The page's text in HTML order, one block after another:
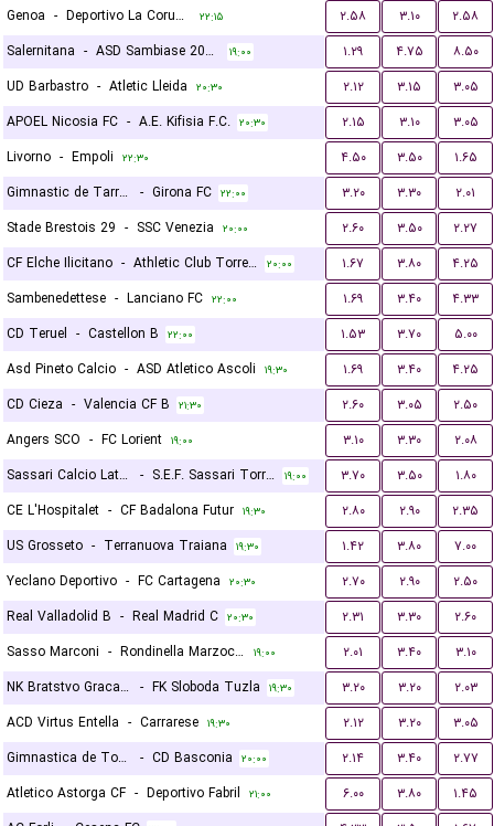
Genoa - Deportivo La Coruna ۲۲:۱۵ ۲.۵۸ ۳.۱۰
۲.۵۸
Salernitana - ASD Sambiase 2023 ۱۹:۰۰ ۱.۲۹ ۴.۷۵
۸.۵۰
UD Barbastro - Atletic Lleida ۲۰:۳۰ ۲.۱۲ ۳.۱۵
۳.۰۵
APOEL Nicosia FC - A.E. Kifisia F.C. ۲۰:۳۰ ۲.۱۵ ۳.۱۰
۳.۰۵
Livorno - Empoli ۲۲:۳۰ ۴.۵۰ ۳.۵۰
۱.۶۵
Gimnastic de Tarragona
- Girona FC ۲۲:۰۰ ۳.۲۰ ۳.۳۰
۲.۰۱
Stade Brestois 29 - SSC Venezia ۲۰:۰۰ ۲.۶۰ ۳.۵۰
۲.۲۷
CF Elche Ilicitano - Athletic Club Torrellano ۲۰:۰۰ ۱.۶۷ ۳.۸۰
۴.۲۵
Sambenedettese - Lanciano FC ۲۲:۰۰ ۱.۶۹ ۳.۴۰
۴.۳۳
CD Teruel - Castellon B ۲۲:۰۰ ۱.۵۳ ۳.۷۰
۵.۰۰
Asd Pineto Calcio - ASD Atletico Ascoli ۱۹:۳۰ ۱.۶۹ ۳.۴۰
۴.۲۵
CD Cieza - Valencia CF B ۲۱:۳۰ ۲.۶۰ ۳.۰۵
۲.۵۰
Angers SCO - FC Lorient ۱۹:۰۰ ۳.۱۰ ۳.۳۰
۲.۰۸
Sassari Calcio Latte Dolce
- S.E.F. Sassari Torres 1903 ۱۹:۰۰ ۳.۷۰ ۳.۵۰
۱.۸۰
CE L'Hospitalet - CF Badalona Futur ۱۹:۳۰ ۲.۸۰ ۲.۹۰
۲.۳۵
US Grosseto - Terranuova Traiana ۱۹:۳۰ ۱.۴۲ ۳.۸۰
۷.۰۰
Yeclano Deportivo - FC Cartagena ۲۰:۳۰ ۲.۷۰ ۲.۹۰
۲.۵۰
Real Valladolid B - Real Madrid C ۲۰:۳۰ ۲.۳۱ ۳.۳۰
۲.۶۰
Sasso Marconi - Rondinella Marzocco ۱۹:۰۰ ۲.۰۱ ۳.۴۰
۳.۱۰
NK Bratstvo Gracanica - FK Sloboda Tuzla ۱۹:۳۰ ۳.۲۰ ۳.۲۰
۲.۰۳
ACD Virtus Entella - Carrarese ۱۹:۳۰ ۲.۱۲ ۳.۲۰
۳.۰۵
Gimnastica de Torrelavega
- CD Basconia ۲۰:۰۰ ۲.۱۴ ۳.۴۰
۲.۷۷
Atletico Astorga CF - Deportivo Fabril ۲۱:۰۰ ۶.۰۰ ۳.۸۰
۱.۴۵